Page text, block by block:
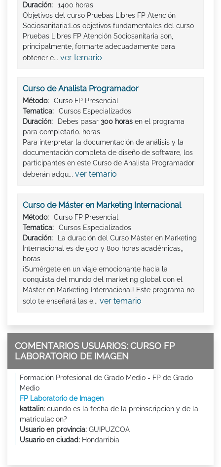
Duración:
1400 horas
Objetivos del curso Pruebas Libres FP Atención
Sociosanitaria:Los objetivos fundamentales del curso
Pruebas Libres FP Atención Sociosanitaria son,
principalmente, formarte adecuadamente para
obtener e... ver temario
Curso de Analista Programador
Método:
Curso FP Presencial
Tematica:
Cursos Especializados
Duración:
Debes pasar 300 horas en el programa
para completarlo. horas
Para interpretar la documentación de análisis y la
documentación completa de diseño de software, los
participantes en este Curso de Analista Programador
deberán adqu... ver temario
Curso de Máster en Marketing Internacional
Método:
Curso FP Presencial
Tematica:
Cursos Especializados
Duración:
La duración del Curso Máster en Marketing
Internacional es de 500 y 800 horas académicas,,
horas
¡Sumérgete en un viaje emocionante hacia la
conquista del mundo del marketing global con el
Máster en Marketing Internacional! Este programa no
solo te enseñará las e... ver temario
COMENTARIOS USUARIOS: CURSO FP
LABORATORIO DE IMAGEN
Formación Profesional de Grado Medio - FP de Grado
Medio
FP Laboratorio de Imagen
kattalin: cuando es la fecha de la preinscripcion y de la
matriculacion?
Usuario en provincia: GUIPUZCOA
Usuario en ciudad: Hondarribia